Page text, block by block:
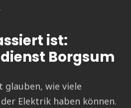
ist:
Borgsum
glauben, wie viele
Elektrik haben können.